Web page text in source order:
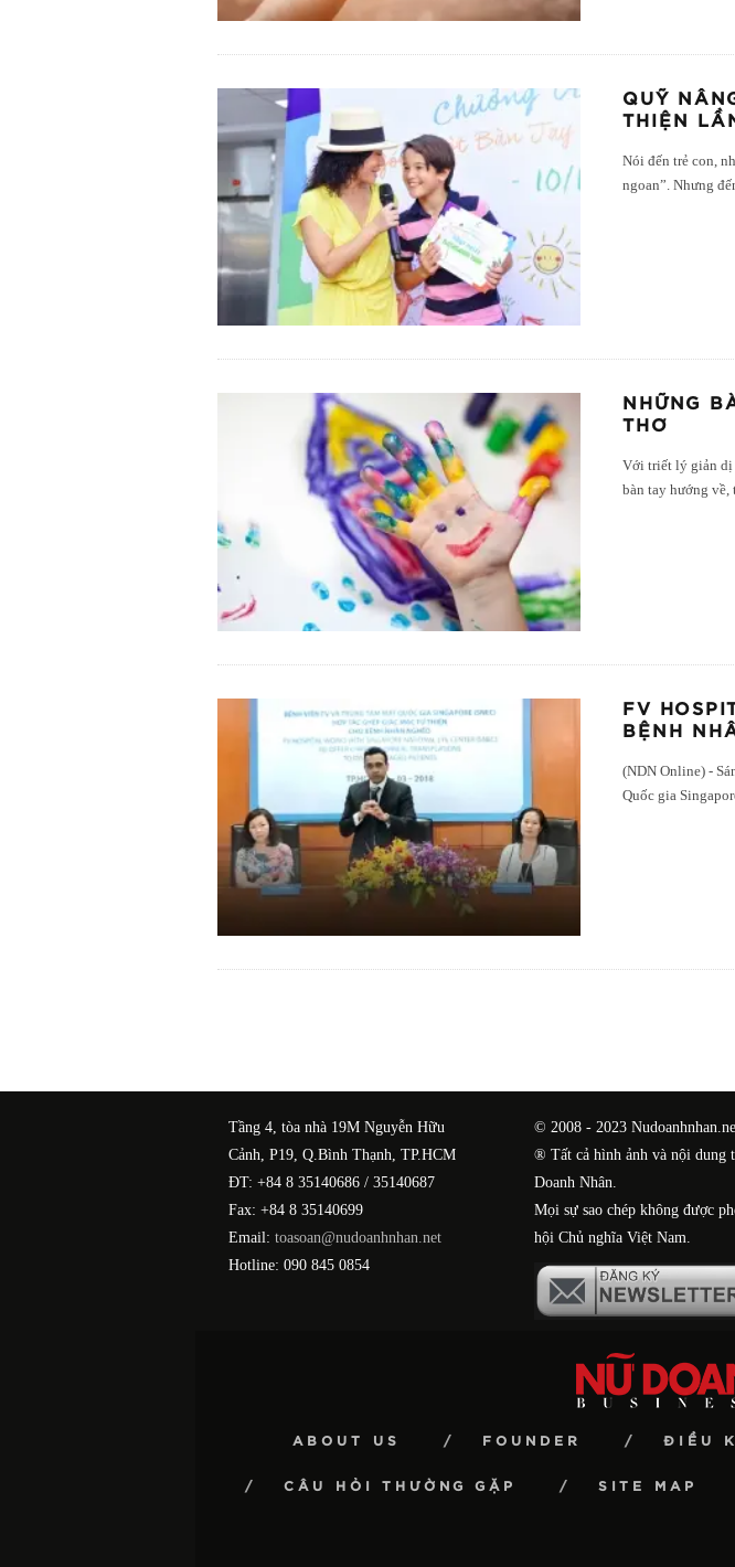
QUỸ
THIỆN
Nói đến trẻ con,
ngoan”. Nhưng
NHỮNG
THƠ
Với triết lý giản dị
bàn tay hướng về,
FV
BỆNH
(NDN Online) -
Quốc gia
Tầng 4, tòa nhà 19M Nguyễn Hữu
Cảnh, P19, Q.Bình Thạnh, TP.HCM
ĐT: +84 8 35140686 / 35140687
Fax: +84 8 35140699
Email: toasoan@nudoanhnhan.net
Hotline: 090 845 0854
© 2008 - 2023
® Tất cả hình ảnh và nội dung
Doanh Nhân.
Mọi sự sao chép không được
hội Chủ nghĩa Việt Nam.
ABOUT US FOUNDER ĐIỀU
CÂU HỎI THƯỜNG GẶP SITE MAP